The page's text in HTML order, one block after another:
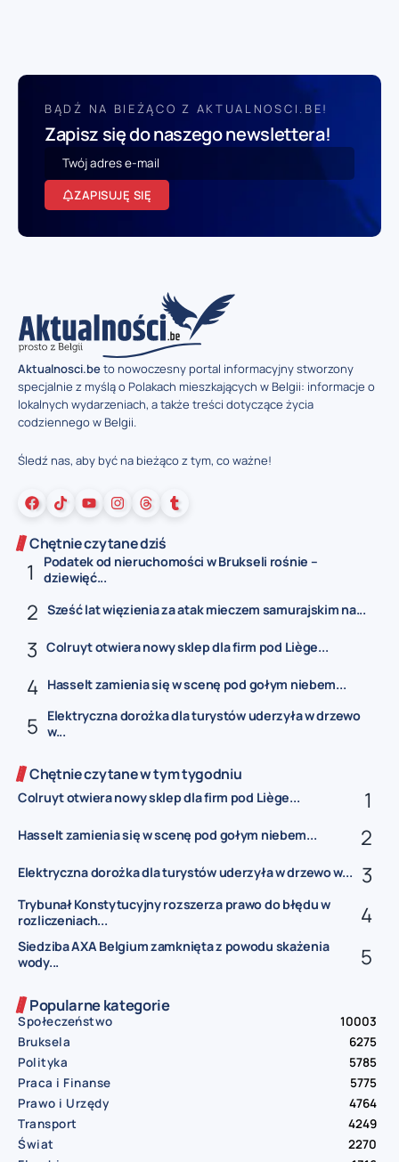
BĄDŹ NA BIEŻĄCO Z AKTUALNOSCI.BE!
Zapisz się do naszego newslettera!
ZAPISUJĘ SIĘ
Aktualnosci.beto nowoczesny portal informacyjny stworzony
specjalnie z myślą o Polakach mieszkających w Belgii: informacje o
lokalnych wydarzeniach, a także treści dotyczące życia
codziennego w Belgii.
Śledź nas, aby być na bieżąco z tym, co ważne!
Chętnie czytane dziś
Podatek od nieruchomości w Brukseli rośnie –
dziewięć...
Sześć lat więzienia za atak mieczem samurajskim na...
Colruyt otwiera nowy sklep dla firm pod Liège...
Hasselt zamienia się w scenę pod gołym niebem...
Elektryczna dorożka dla turystów uderzyła w drzewo
w...
Chętnie czytane w tym tygodniu
Colruyt otwiera nowy sklep dla firm pod Liège...
Hasselt zamienia się w scenę pod gołym niebem...
Elektryczna dorożka dla turystów uderzyła w drzewo w...
Trybunał Konstytucyjny rozszerza prawo do błędu w
rozliczeniach...
Siedziba AXA Belgium zamknięta z powodu skażenia
wody...
Popularne kategorie
Społeczeństwo
10003
Bruksela
6275
Polityka
5785
Praca i Finanse
5775
Prawo i Urzędy
4764
Transport
4249
Świat
2270